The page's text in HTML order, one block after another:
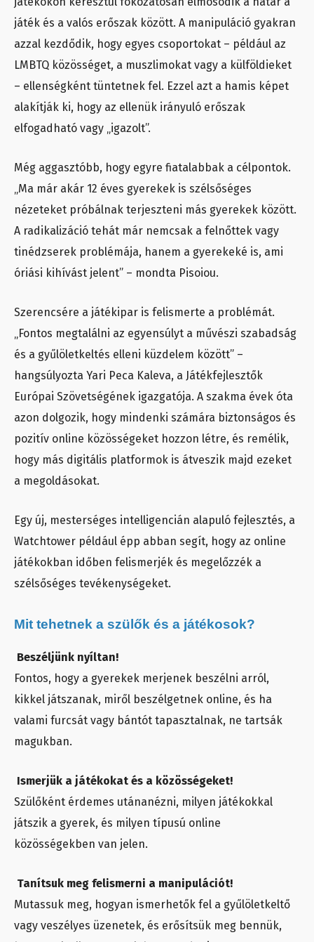
játék és a valós erőszak között. A manipuláció gyakran
azzal kezdődik, hogy egyes csoportokat – például az
LMBTQ közösséget, a muszlimokat vagy a külföldieket
– ellenségként tüntetnek fel. Ezzel azt a hamis képet
alakítják ki, hogy az ellenük irányuló erőszak
elfogadható vagy „igazolt”.
Még aggasztóbb, hogy egyre fiatalabbak a célpontok.
„Ma már akár 12 éves gyerekek is szélsőséges
nézeteket próbálnak terjeszteni más gyerekek között.
A radikalizáció tehát már nemcsak a felnőttek vagy
tinédzserek problémája, hanem a gyerekeké is, ami
óriási kihívást jelent” – mondta Pisoiou.
Szerencsére a játékipar is felismerte a problémát.
„Fontos megtalálni az egyensúlyt a művészi szabadság
és a gyűlöletkeltés elleni küzdelem között” –
hangsúlyozta Yari Peca Kaleva, a Játékfejlesztők
Európai Szövetségének igazgatója. A szakma évek óta
azon dolgozik, hogy mindenki számára biztonságos és
pozitív online közösségeket hozzon létre, és remélik,
hogy más digitális platformok is átveszik majd ezeket
a megoldásokat.
Egy új, mesterséges intelligencián alapuló fejlesztés, a
Watchtower például épp abban segít, hogy az online
játékokban időben felismerjék és megelőzzék a
szélsőséges tevékenységeket.
Mit tehetnek a szülők és a játékosok?
Beszéljünk nyíltan!
Fontos, hogy a gyerekek merjenek beszélni arról,
kikkel játszanak, miről beszélgetnek online, és ha
valami furcsát vagy bántót tapasztalnak, ne tartsák
magukban.
Ismerjük a játékokat és a közösségeket!
Szülőként érdemes utánanézni, milyen játékokkal
játszik a gyerek, és milyen típusú online
közösségekben van jelen.
Tanítsuk meg felismerni a manipulációt!
Mutassuk meg, hogyan ismerhetők fel a gyűlöletkeltő
vagy veszélyes üzenetek, és erősítsük meg bennük,